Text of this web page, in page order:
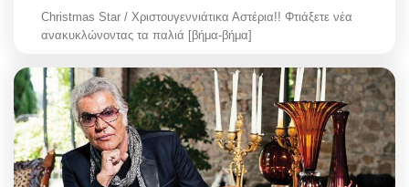
Christmas Star / Χριστουγεννιάτικα Αστέρια!! Φτιάξετε νέα
ανακυκλώνοντας τα παλιά [βήμα-βήμα]